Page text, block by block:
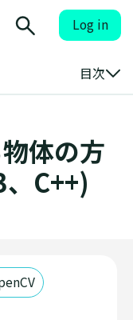
Log in
目次
体の方
C++)